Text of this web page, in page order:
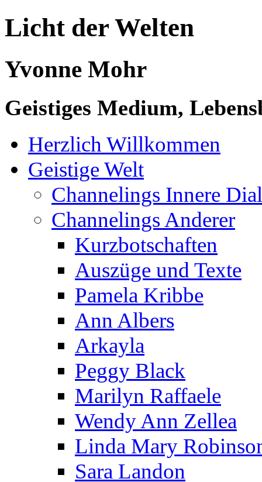
Licht der Welten
Yvonne Mohr
Geistiges Medium,
Herzlich Willkommen
Geistige Welt
Channelings Innere
Channelings Anderer
Kurzbotschaften
Auszüge und Texte
Pamela Kribbe
Ann Albers
Arkayla
Peggy Black
Marilyn Raffaele
Wendy Ann Zellea
Linda Mary
Sara Landon